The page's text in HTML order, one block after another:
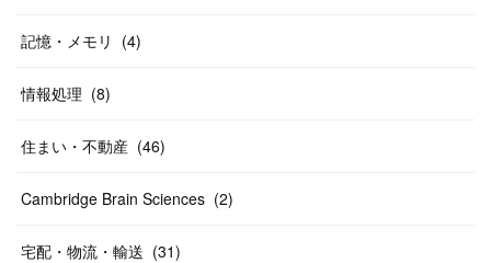
記憶・メモリ (4)
情報処理 (8)
住まい・不動産 (46)
Cambridge Brain Sciences (2)
宅配・物流・輸送 (31)